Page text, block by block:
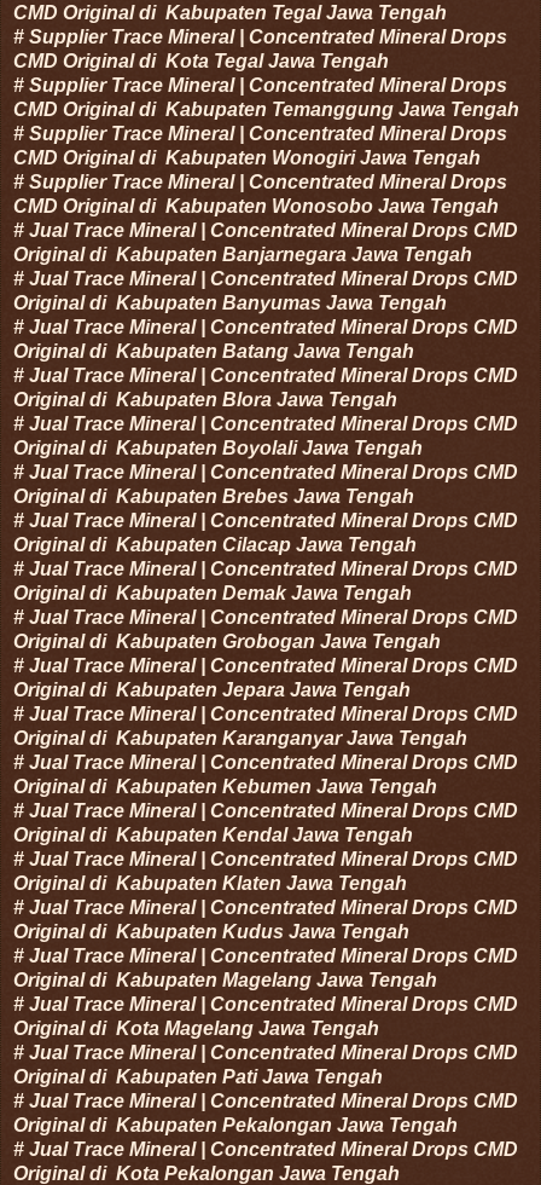
CMD Original di Kabupaten Tegal Jawa Tengah
# Supplier Trace Mineral | Concentrated Mineral Drops
CMD Original di Kota Tegal Jawa Tengah
# Supplier Trace Mineral | Concentrated Mineral Drops
CMD Original di Kabupaten Temanggung Jawa Tengah
# Supplier Trace Mineral | Concentrated Mineral Drops
CMD Original di Kabupaten Wonogiri Jawa Tengah
# Supplier Trace Mineral | Concentrated Mineral Drops
CMD Original di Kabupaten Wonosobo Jawa Tengah
# Jual Trace Mineral | Concentrated Mineral Drops CMD
Original di Kabupaten Banjarnegara Jawa Tengah
# Jual Trace Mineral | Concentrated Mineral Drops CMD
Original di Kabupaten Banyumas Jawa Tengah
# Jual Trace Mineral | Concentrated Mineral Drops CMD
Original di Kabupaten Batang Jawa Tengah
# Jual Trace Mineral | Concentrated Mineral Drops CMD
Original di Kabupaten Blora Jawa Tengah
# Jual Trace Mineral | Concentrated Mineral Drops CMD
Original di Kabupaten Boyolali Jawa Tengah
# Jual Trace Mineral | Concentrated Mineral Drops CMD
Original di Kabupaten Brebes Jawa Tengah
# Jual Trace Mineral | Concentrated Mineral Drops CMD
Original di Kabupaten Cilacap Jawa Tengah
# Jual Trace Mineral | Concentrated Mineral Drops CMD
Original di Kabupaten Demak Jawa Tengah
# Jual Trace Mineral | Concentrated Mineral Drops CMD
Original di Kabupaten Grobogan Jawa Tengah
# Jual Trace Mineral | Concentrated Mineral Drops CMD
Original di Kabupaten Jepara Jawa Tengah
# Jual Trace Mineral | Concentrated Mineral Drops CMD
Original di Kabupaten Karanganyar Jawa Tengah
# Jual Trace Mineral | Concentrated Mineral Drops CMD
Original di Kabupaten Kebumen Jawa Tengah
# Jual Trace Mineral | Concentrated Mineral Drops CMD
Original di Kabupaten Kendal Jawa Tengah
# Jual Trace Mineral | Concentrated Mineral Drops CMD
Original di Kabupaten Klaten Jawa Tengah
# Jual Trace Mineral | Concentrated Mineral Drops CMD
Original di Kabupaten Kudus Jawa Tengah
# Jual Trace Mineral | Concentrated Mineral Drops CMD
Original di Kabupaten Magelang Jawa Tengah
# Jual Trace Mineral | Concentrated Mineral Drops CMD
Original di Kota Magelang Jawa Tengah
# Jual Trace Mineral | Concentrated Mineral Drops CMD
Original di Kabupaten Pati Jawa Tengah
# Jual Trace Mineral | Concentrated Mineral Drops CMD
Original di Kabupaten Pekalongan Jawa Tengah
# Jual Trace Mineral | Concentrated Mineral Drops CMD
Original di Kota Pekalongan Jawa Tengah